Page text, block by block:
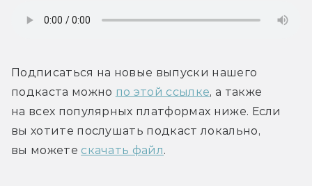
Подписаться на новые выпуски нашего
подкаста можно по этой ссылке, а также
на всех популярных платформах ниже. Если
вы хотите послушать подкаст локально,
вы можете скачать файл.